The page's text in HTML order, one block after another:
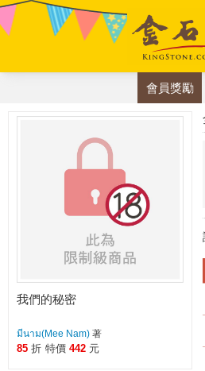
會員獎勵
我們的秘密
มีนาม(Mee Nam) 著
85 折 特價 442 元